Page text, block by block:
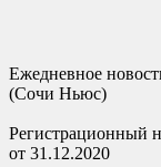
Ежедневное
(Сочи Ньюс)
от 31.12.2020